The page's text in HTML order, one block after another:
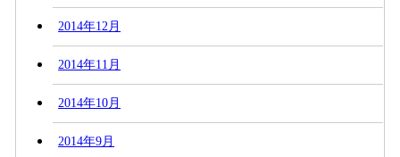
2014年12月
2014年11月
2014年10月
2014年9月